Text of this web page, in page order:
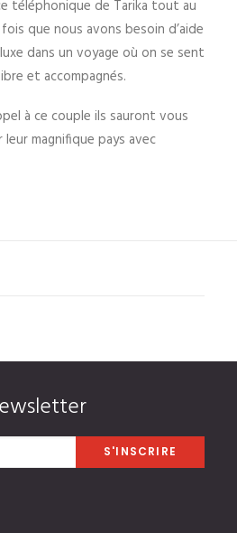
téléphonique de Tarika tout au
que nous avons besoin d’aide
dans un voyage où on se sent
et accompagnés.
à ce couple ils sauront vous
magnifique pays avec